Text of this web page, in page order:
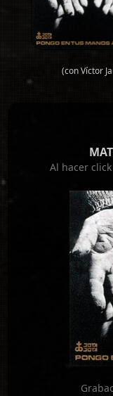
(con Víctor
Al hacer